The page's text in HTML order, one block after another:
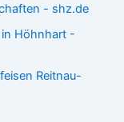
- shz.de
Höhnhart -
Reitnau-